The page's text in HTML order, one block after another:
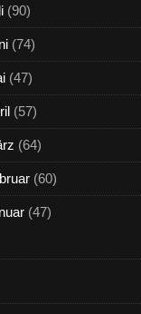
(90)
(74)
(47)
(57)
(64)
(60)
(47)